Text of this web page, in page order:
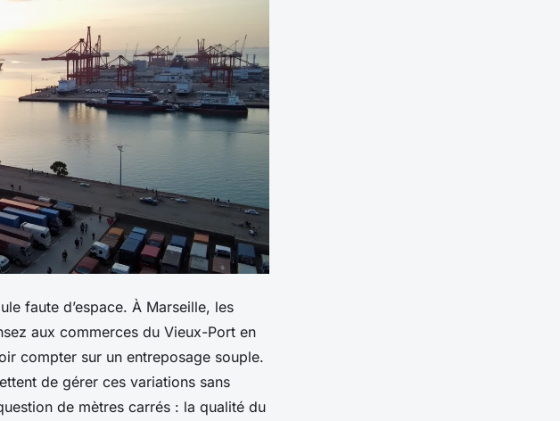
faute d’espace. À Marseille, les
aux commerces du Vieux-Port en
compter sur un entreposage souple.
de gérer ces variations sans
de mètres carrés : la qualité du